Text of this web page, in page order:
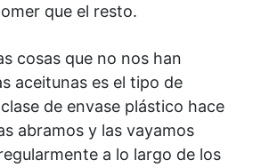
que el resto.
cosas que no nos han
aceitunas es el tipo de
de envase plástico hace
abramos y las vayamos
a lo largo de los